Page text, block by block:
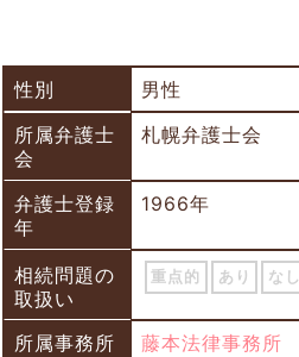
性別
男性
所属弁護士
会
札幌弁護士会
弁護士登録
年
1966年
相続問題の
取扱い
重点的 あり なし
所属事務所
藤本法律事務所